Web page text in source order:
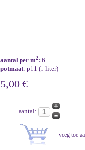
aantal per m2: 6
potmaat: p11 (1 liter)
5,00 €
aantal: